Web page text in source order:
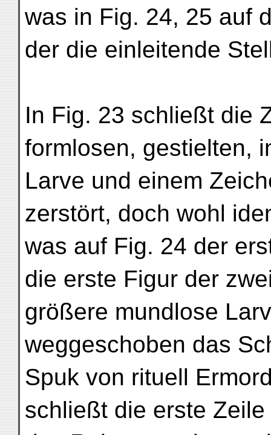
was in Fig. 24, 25 auf
der die einleitende
In Fig. 23 schließt die
formlosen, gestielten,
Larve und einem
zerstört, doch wohl
was auf Fig. 24 der
die erste Figur der
größere mundlose
weggeschoben das
Spuk von rituell
schließt die erste